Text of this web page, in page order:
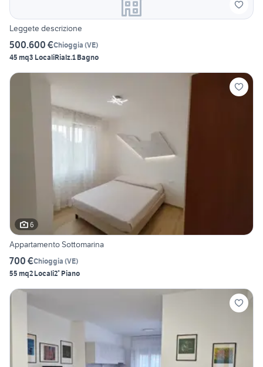
Leggete descrizione
500.600 €Chioggia (VE)
45 mq3 LocaliRialz.1 Bagno
6
Appartamento Sottomarina
700 €Chioggia (VE)
55 mq2 Locali2° Piano